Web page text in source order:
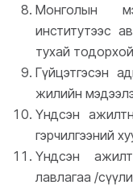
Монголын
институтээс
тухай
Гүйцэтгэсэн
жилийн
Үндсэн
гэрчилгээний
Үндсэн
лавлагаа /